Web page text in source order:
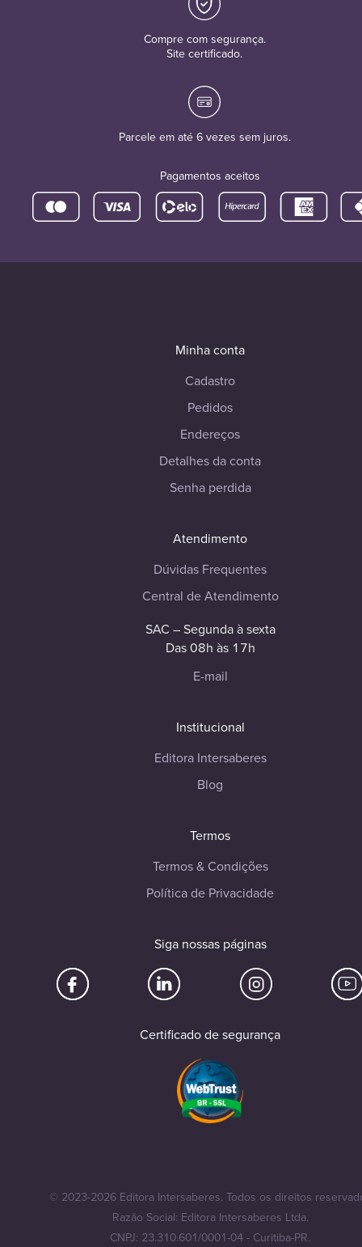
Compre com segurança.
Site certificado.
Parcele em até 6 vezes sem juros.
Pagamentos aceitos
Minha conta
Cadastro
Pedidos
Endereços
Detalhes da conta
Senha perdida
Atendimento
Dúvidas Frequentes
Central de Atendimento
SAC – Segunda à sexta
Das 08h às 17h
E-mail
Institucional
Editora Intersaberes
Blog
Termos
Termos & Condições
Política de Privacidade
Siga nossas páginas
Certificado de segurança
© 2023-2026 Editora Intersaberes. Todos os direitos
Razão Social: Editora Intersaberes Ltda.
CNPJ: 23.310.601/0001-04 - Curitiba-PR.